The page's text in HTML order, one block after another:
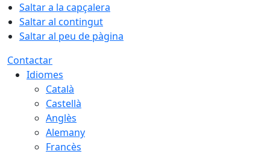
Saltar a la capçalera
Saltar al contingut
Saltar al peu de pàgina
Contactar
Idiomes
Català
Castellà
Anglès
Alemany
Francès